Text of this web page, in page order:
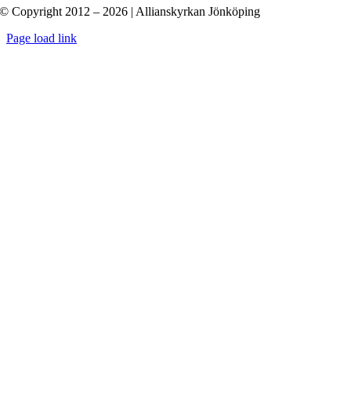
© Copyright 2012 – 2026 | Allianskyrkan Jönköping
Page load link